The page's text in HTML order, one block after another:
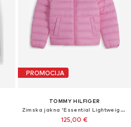
PROMOCIJA
TOMMY HILFIGER
Zimska jakna 'Essential Lightweight Down'
125,00 €